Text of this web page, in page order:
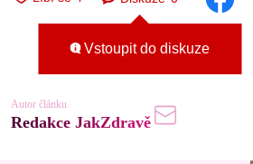
Vstoupit do diskuze
Autor článku
Redakce JakZdravě